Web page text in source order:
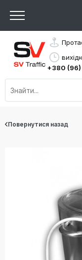
+380
Повернутися назад